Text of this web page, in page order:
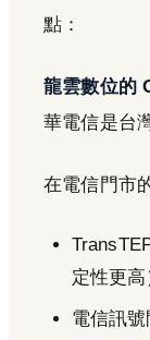
點：
龍雲數位的
華電信是台
在電信門市
定性更高
電信訊